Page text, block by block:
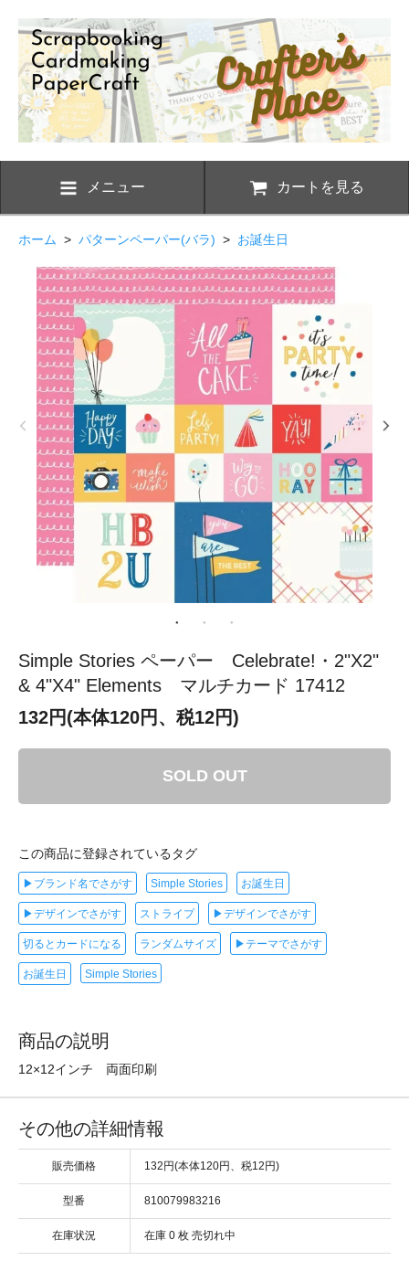
メニュー カートを見る
ホーム > パターンペーパー(バラ) > お誕生日
Simple Stories ペーパー Celebrate!・2"X2"
& 4"X4" Elements マルチカード 17412
132円(本体120円、税12円)
SOLD OUT
この商品に登録されているタグ
▶ブランド名でさがす Simple Stories お誕生日
▶デザインでさがす ストライプ ▶デザインでさがす
切るとカードになる ランダムサイズ ▶テーマでさがす
お誕生日 Simple Stories
商品の説明
12×12インチ 両面印刷
その他の詳細情報
販売価格 132円(本体120円、税12円)
型番 810079983216
在庫状況 在庫 0 枚 売切れ中